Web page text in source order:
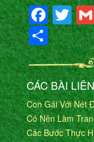
CÁC BÀI
Con Gái Với Nét
Có Nên Làm
Các Bước Thực